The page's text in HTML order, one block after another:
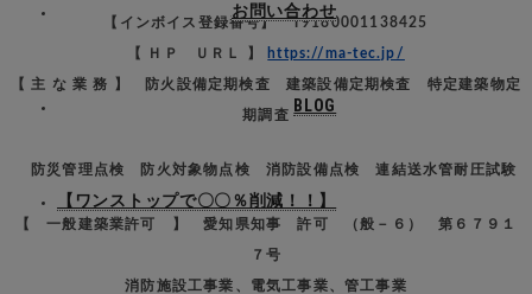
お問い合わせ
BLOG
【ワンストップで〇〇％削減！！】
【インボイス登録番号】 T9180001138425
【 ＨＰ ＵＲＬ 】 https://ma-tec.jp/
【 主 な 業 務 】 防火設備定期検査 建築設備定期検査 特定建築物定
期調査
防災管理点検 防火対象物点検 消防設備点検 連結送水管耐圧試験
【 一般建築業許可 】 愛知県知事 許可 （般－６） 第６７９１
７号
消防施設工事業、電気工事業、管工事業